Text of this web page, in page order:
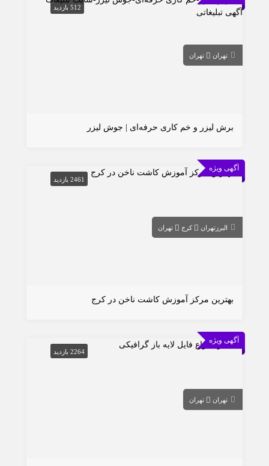
512 بازدید
تهران تهران
برش لیزر و خم کاری حرفه‌ای | جوش لیزر
آگهی ویژه
2461 بازدید
البرزتهران کرج تهران
بهترین مرکز آموزش کاشت ناخن در کرج
آگهی ویژه
2264 بازدید
تهران تهران